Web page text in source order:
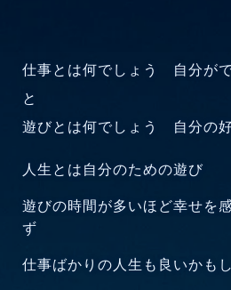
仕事とは何でしょう 自分が
と
遊びとは何でしょう 自分の
人生とは自分のための遊び
遊びの時間が多いほど幸せを
ず
仕事ばかりの人生も良いかも